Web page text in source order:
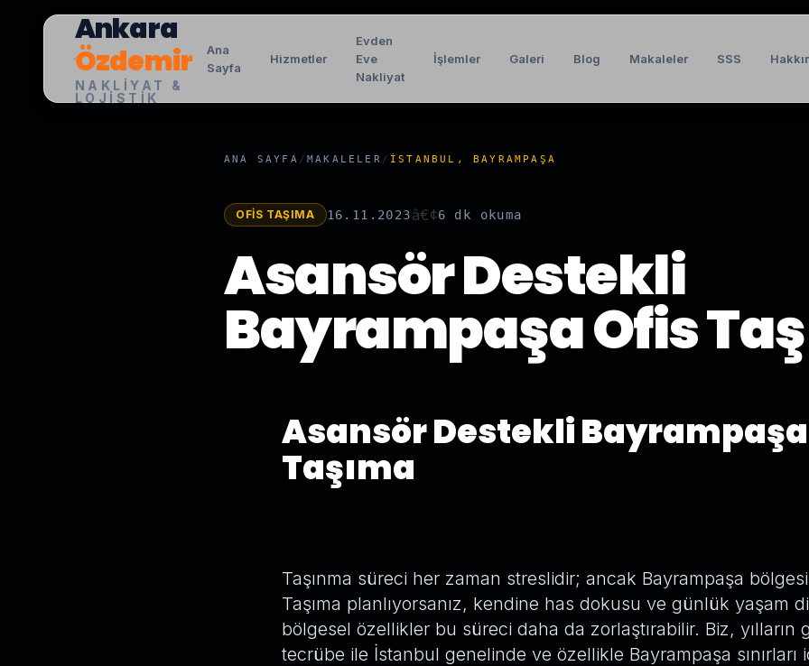
Ankara
Özdemir
NAKLIYAT &
LOJISTIK
Ana
Sayfa
Hizmetler
Evden
Eve
Nakliyat
İşlemler Galeri Blog Makaleler SSS
ANA SAYFA /MAKALELER / İSTANBUL, BAYRAMPAŞA
OFIS TAŞIMA 16.11.2023â€¢6 dk okuma
Asansör Destekli
Bayrampaşa Ofis
Asansör Destekli
Taşıma
Taşınma süreci her zaman streslidir; ancak Bayrampaşa
Taşıma planlıyorsanız, kendine has dokusu ve günlük yaşam
bölgesel özellikler bu süreci daha da zorlaştırabilir. Biz, yılların
tecrübe ile İstanbul genelinde ve özellikle Bayrampaşa sınırları